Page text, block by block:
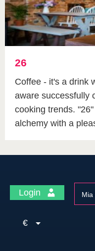
26
Coffee - it's a drink
aware successfully
cooking trends.
alchemy with a
Login Mia
€